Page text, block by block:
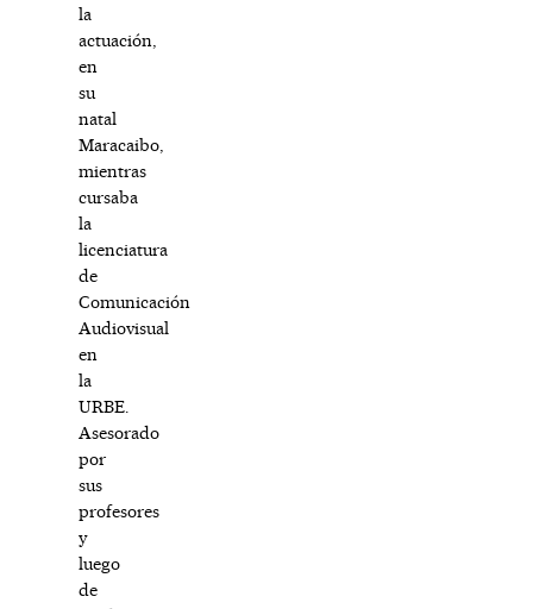
la
actuación,
en
su
natal
Maracaibo,
mientras
cursaba
la
licenciatura
de
Comunicación
Audiovisual
en
la
URBE.
Asesorado
por
sus
profesores
y
luego
de